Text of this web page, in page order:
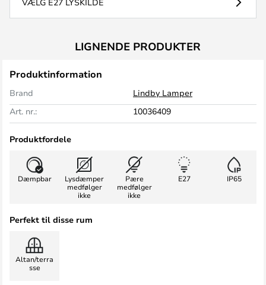
LIGNENDE PRODUKTER
Produktinformation
Brand
Lindby Lamper
Art. nr.:
10036409
Produktfordele
Dæmpbar
Lysdæmper
medfølger
ikke
Pære
medfølger
ikke
E27 IP65
Perfekt til disse rum
Altan/terra
sse